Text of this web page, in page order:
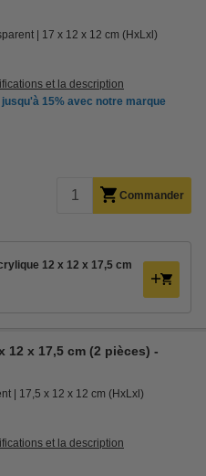
17 x 12 x 12 cm (HxLxl)
et la description
jusqu'à 15% avec notre marque
Commander
12 x 12 x 17,5 cm
12 x 17,5 cm (2 pièces) -
17,5 x 12 x 12 cm (HxLxl)
et la description